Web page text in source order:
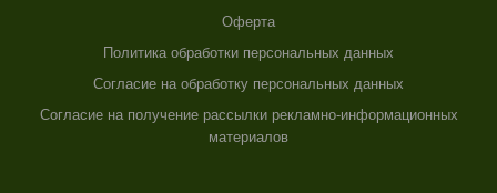
Оферта
Политика обработки персональных данных
Согласие на обработку персональных данных
Согласие на получение рассылки рекламно-информационных
материалов